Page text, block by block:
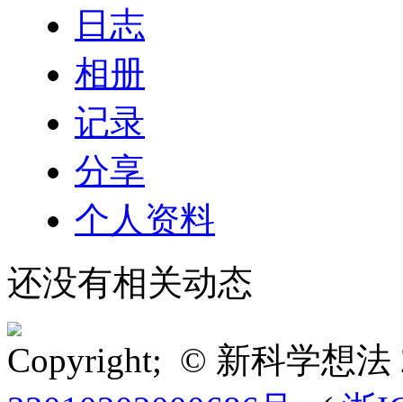
日志
相册
记录
分享
个人资料
还没有相关动态
Copyright; © 新科学想